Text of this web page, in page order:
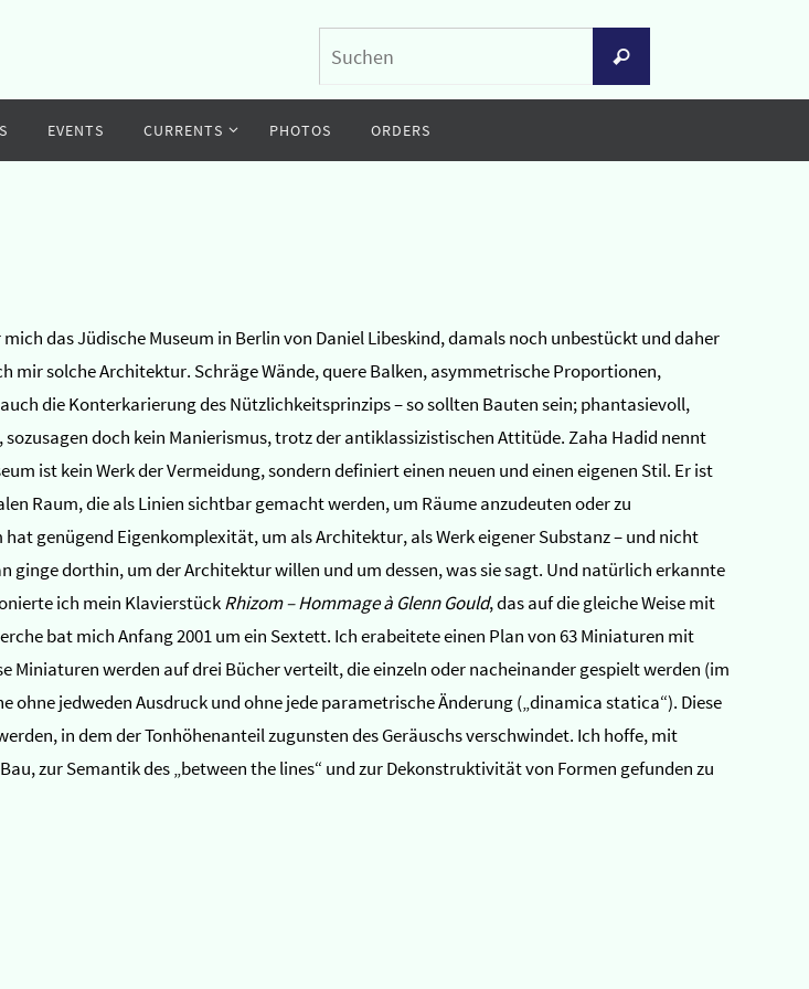
Suchen
EVENTS CURRENTS PHOTOS ORDERS
das Jüdische Museum in Berlin von Daniel Libeskind, damals noch unbestückt und daher
solche Architektur. Schräge Wände, quere Balken, asymmetrische Proportionen,
die Konterkarierung des Nützlichkeitsprinzips – so sollten Bauten sein; phantasievoll,
doch kein Manierismus, trotz der antiklassizistischen Attitüde. Zaha Hadid nennt
ist kein Werk der Vermeidung, sondern definiert einen neuen und einen eigenen Stil. Er ist
Raum, die als Linien sichtbar gemacht werden, um Räume anzudeuten oder zu
genügend Eigenkomplexität, um als Architektur, als Werk eigener Substanz – und nicht
ginge dorthin, um der Architektur willen und um dessen, was sie sagt. Und natürlich erkannte
ich mein KlavierstückRhizom – Hommage à Glenn Gould, das auf die gleiche Weise mit
bat mich Anfang 2001 um ein Sextett. Ich erabeitete einen Plan von 63 Miniaturen mit
werden auf drei Bücher verteilt, die einzeln oder nacheinander gespielt werden (im
jedweden Ausdruck und ohne jede parametrische Änderung („dinamica statica“). Diese
in dem der Tonhöhenanteil zugunsten des Geräuschs verschwindet. Ich hoffe, mit
zur Semantik des „between the lines“ und zur Dekonstruktivität von Formen gefunden zu